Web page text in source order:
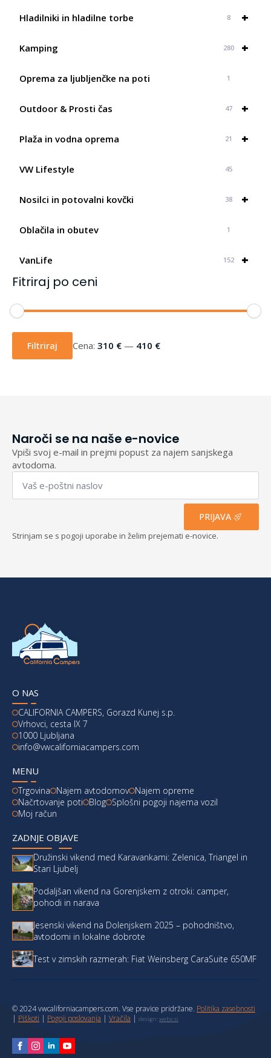
+
Hladilniki in hladilne torbe 8
+
Kamping 280
Oprema za ljubljenčke na poti 1
+
Outdoor & Prosti čas 47
+
Plaža in vodna oprema 21
VW Lifestyle 45
+
Nosilci in potovalni kovčki 38
Oblačila in obutev 1
+
VanLife 152
Fitriraj po ceni
Min
cena
Max
cenaFiltriraj Cena: 310 € — 410 €
Naroči se na naše e-novice
Vpiši svoj e-mail in prejmi popust za najem sanjskega
avtodoma.
Email
PRIJAVA
Strinjam se s pogoji uporabe in želim prejemati e-novice.
O NAS
CALIFORNIA CAMPERS, Gorazd Kunej s.p.
Vrhovci, cesta IX 7
1000 Ljubljana
info@vwcaliforniacampers.com
MENU
Trgovina Najem avtodomov Najem opreme
Načrtovanje poti
Blog Splošni pogoji najema vozil
Moj račun
ZADNJE OBJAVE
Družinski vikend med Karavankami: Zelenica, Triangel in
Stari Ljubelj
Podaljšan vikend na Gorenjskem z otroki: camper,
pohodi in narava
Jesenski vikend na Dolenjskem 2025 – pohodništvo,
avtodomi in lokalne dobrote
Test v zimskih razmerah: Fiat Weinsberg CaraSuite 650MF
© 2024 vwcaliforniacampers.com. Vse pravice pridržane. Politika zasebnosti
| Piškoti | Pogoji poslovanja | Vračila | design:webx.si